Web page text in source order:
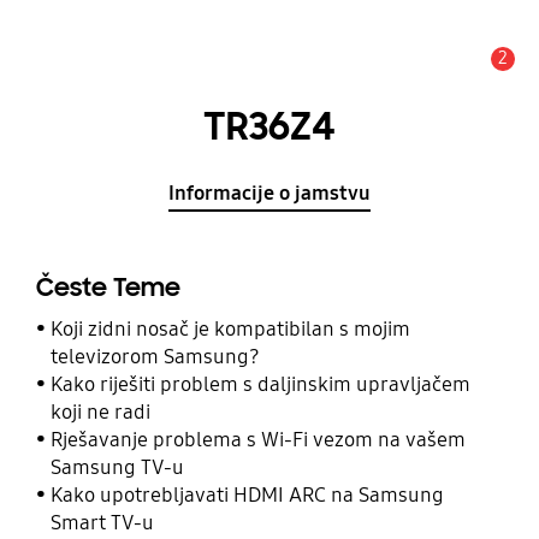
2
TR36Z4
Informacije o jamstvu
Česte Teme
Koji zidni nosač je kompatibilan s mojim
televizorom Samsung?
Kako riješiti problem s daljinskim upravljačem
koji ne radi
Rješavanje problema s Wi-Fi vezom na vašem
Samsung TV-u
Kako upotrebljavati HDMI ARC na Samsung
Smart TV-u